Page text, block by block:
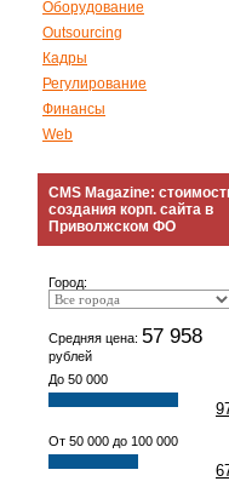
Оборудование
Outsourcing
Кадры
Регулирование
Финансы
Web
CMS Magazine:
создания корп. сайта в
Приволжском ФО
Город:
Средняя цена: 57 958
рублей
До 50 000
От 50 000 до 100 000